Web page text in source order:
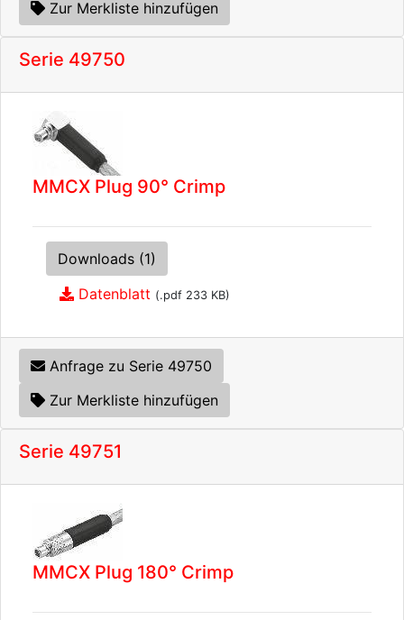
Zur Merkliste hinzufügen
Serie 49750
MMCX Plug 90° Crimp
Downloads (1)
Datenblatt (.pdf 233 KB)
Anfrage zu Serie 49750
Zur Merkliste hinzufügen
Serie 49751
MMCX Plug 180° Crimp